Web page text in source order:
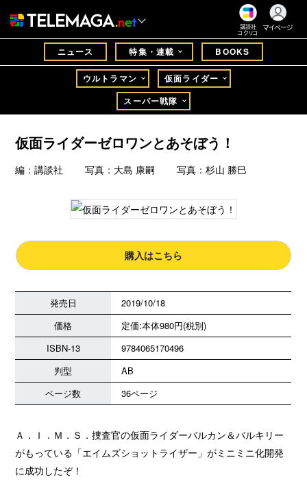
講談社
コクリコ
マイページ
ニュース 特集・連載 BOOKS
ウルトラマン
仮面ライダー
スーパー戦隊
仮面ライダーゼロワンとあそぼう！
編：講談社 写真：大島 康嗣 写真：杉山 勝巳
購入はこちら
発売日
2019/10/18
価格
定価:本体980円(税別)
ISBN-13
9784065170496
判型
AB
ページ数
36ページ
Ａ．Ｉ．Ｍ．Ｓ．捜査官の仮面ライダーバルカン＆バルキリー
がもっている「エイムズショットライザー」がミニミニ化開発
に成功したぞ！